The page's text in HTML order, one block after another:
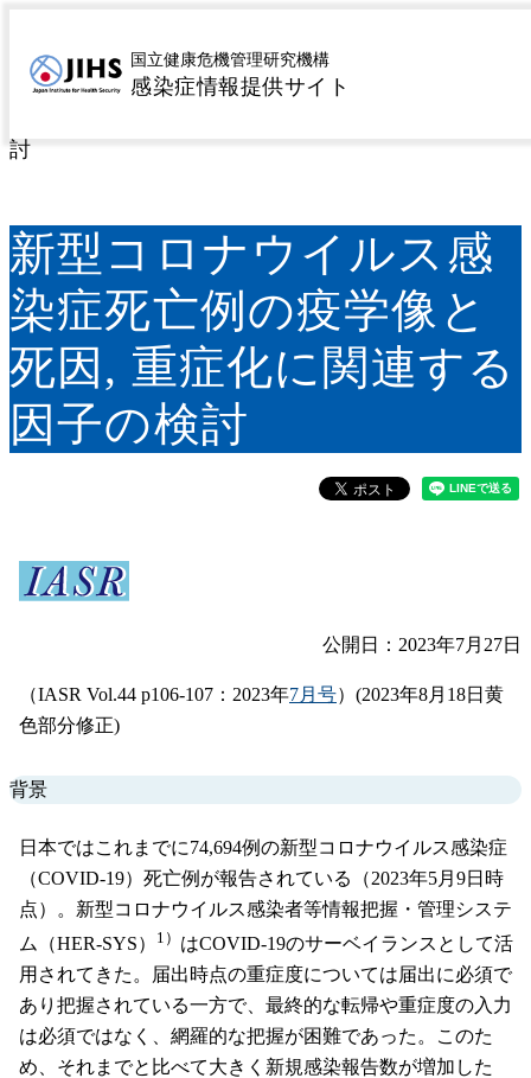
国立健康危機管理研究機構
感染症情報提供サイト
トップページ>サーベイランス>病原微生物検出情報
（IASR）> IASR特集記事>新型コロナウイルス感染
討
新型コロナウイルス感
染症死亡例の疫学像と
死因, 重症化に関連する
因子の検討
公開日：2023年7月27日
（IASR Vol.44 p106-107：2023年7月号）(2023年8月18日黄
色部分修正)
背景
日本ではこれまでに74,694例の新型コロナウイルス感染症
（COVID-19）死亡例が報告されている（2023年5月9日時
点）。新型コロナウイルス感染者等情報把握・管理システ
ム（HER-SYS）
1） はCOVID-19のサーベイランスとして活
用されてきた。届出時点の重症度については届出に必須で
あり把握されている一方で、最終的な転帰や重症度の入力
は必須ではなく、網羅的な把握が困難であった。このた
め、それまでと比べて大きく新規感染報告数が増加した